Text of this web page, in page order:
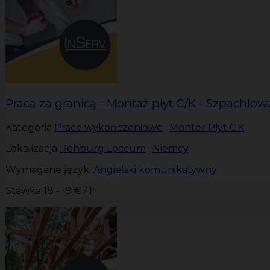
Praca za granicą - Montaż płyt G/K -
Kategoria Prace wykończeniowe , Monter Płyt GK
Lokalizacja Rehburg Loccum , Niemcy
Wymagane języki Angielski komunikatywny
Stawka 18 - 19 € / h